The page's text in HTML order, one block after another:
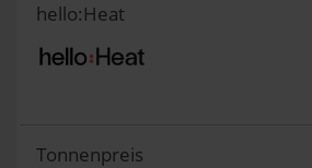
hello:Heat
Tonnenpreis